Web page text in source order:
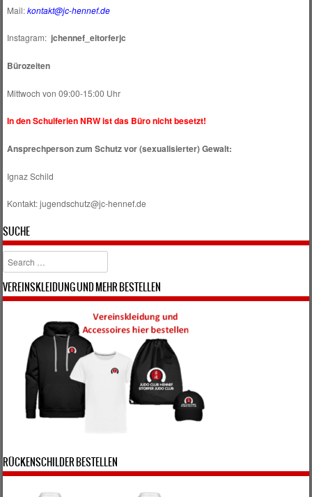
Mail:kontakt@jc-hennef.de
Instagram: jchennef_eitorferjc
Bürozeiten
Mittwoch von 09:00-15:00 Uhr
In den Schulferien NRW ist das Büro nicht besetzt!
Ansprechperson zum Schutz vor (sexualisierter) Gewalt:
Ignaz Schild
Kontakt: jugendschutz@jc-hennef.de
SUCHE
Search
VEREINSKLEIDUNG UND MEHR BESTELLEN
RÜCKENSCHILDER BESTELLEN